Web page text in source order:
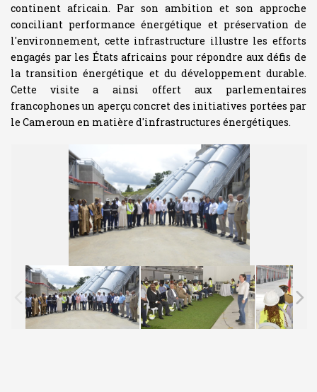
continent africain. Par son ambition et son approche
conciliant performance énergétique et préservation de
l'environnement, cette infrastructure illustre les efforts
engagés par les États africains pour répondre aux défis de
la transition énergétique et du développement durable.
Cette visite a ainsi offert aux parlementaires
francophones un aperçu concret des initiatives portées par
le Cameroun en matière d'infrastructures énergétiques.